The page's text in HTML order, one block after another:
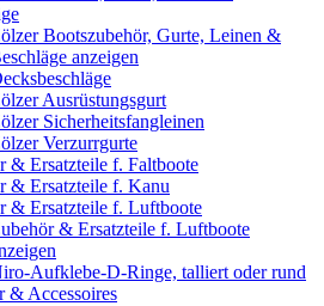
Bootszubehör, Gurte, Leinen &
anzeigen
Ausrüstungsgurt
Sicherheitsfangleinen
Verzurrgurte
& Ersatzteile f. Faltboote
& Ersatzteile f. Kanu
& Ersatzteile f. Luftboote
& Ersatzteile f. Luftboote
Aufklebe-D-Ringe, talliert oder rund
& Accessoires